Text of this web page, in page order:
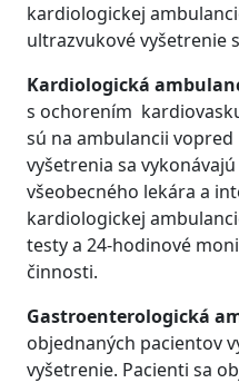
kardiologickej
ultrazvukové vyšetrenie
Kardiologická
s ochorením
sú na ambulancii
vyšetrenia sa
všeobecného lekára a
kardiologickej
testy a 24-hodinové
činnosti.
Gastroenterologická
objednaných pacientov
vyšetrenie. Pacienti sa